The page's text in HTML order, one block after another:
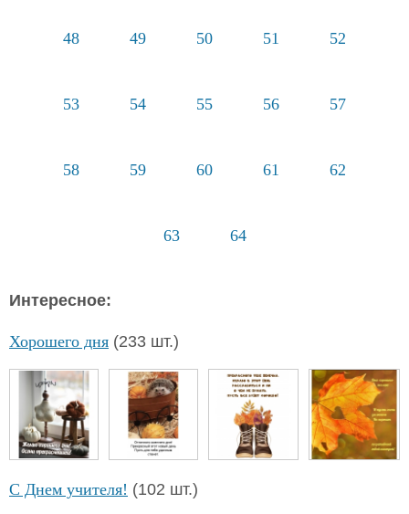
48 49 50 51 52
53 54 55 56 57
58 59 60 61 62
63 64
Интересное:
Хорошего дня (233 шт.)
С Днем учителя! (102 шт.)